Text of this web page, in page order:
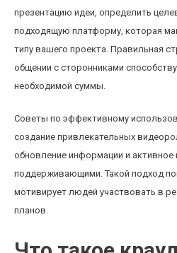
презентацию идеи, определить
подходящую платформу, которая
типу вашего проекта. Правильная
общении с сторонниками
необходимой суммы.
Советы по эффективному
создание привлекательных
обновление информации и активное
поддерживающими. Такой подход
мотивирует людей участвовать в
планов.